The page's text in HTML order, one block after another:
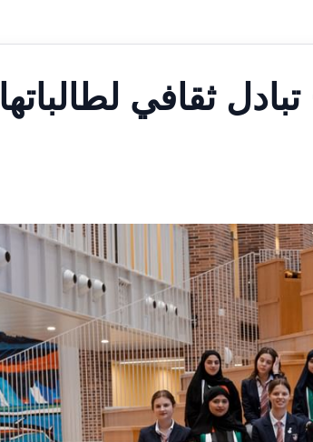
ثقافي لطالباتها